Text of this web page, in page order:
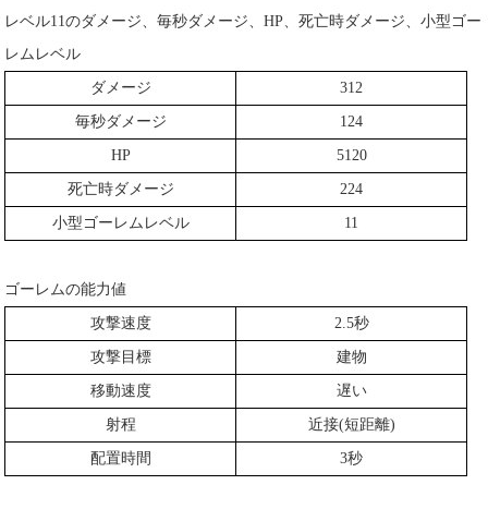
レベル11のダメージ、毎秒ダメージ、HP、死亡時ダメージ、小型ゴー
レムレベル
ダメージ 312
毎秒ダメージ 124
HP 5120
死亡時ダメージ 224
小型ゴーレムレベル 11
ゴーレムの能力値
攻撃速度 2.5秒
攻撃目標 建物
移動速度 遅い
射程 近接(短距離)
配置時間 3秒